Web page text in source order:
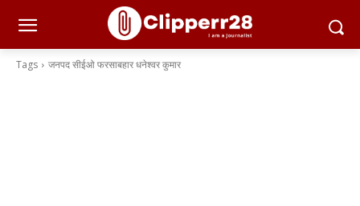
Tags जनपद सीईओ फरसाबहार धनेश्वर कुमार